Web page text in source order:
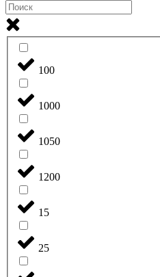
100
1000
1050
1200
15
25